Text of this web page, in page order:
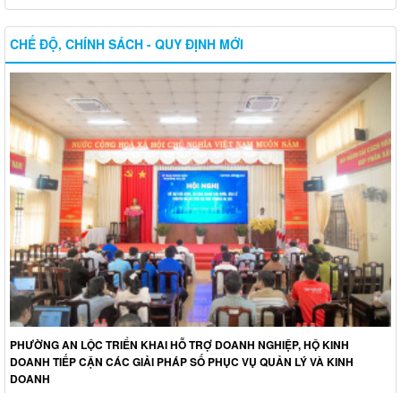
CHẾ ĐỘ, CHÍNH SÁCH - QUY ĐỊNH MỚI
PHƯỜNG AN LỘC TRIỂN KHAI HỖ TRỢ DOANH NGHIỆP, HỘ KINH
DOANH TIẾP CẬN CÁC GIẢI PHÁP SỐ PHỤC VỤ QUẢN LÝ VÀ KINH
DOANH